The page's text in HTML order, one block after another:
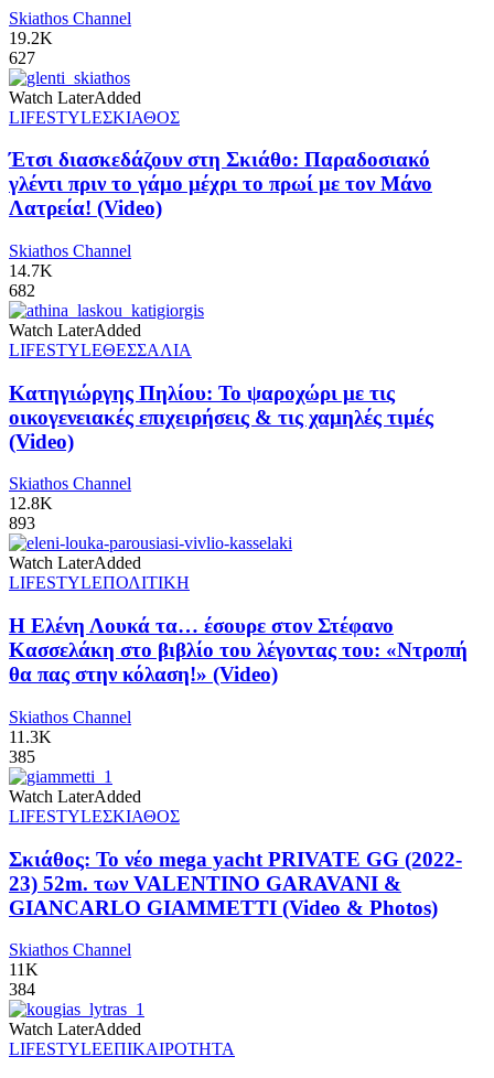
Skiathos Channel
19.2K
627
Watch LaterAdded
LIFESTYLEΣΚΙΑΘΟΣ
Έτσι διασκεδάζουν στη Σκιάθο: Παραδοσιακό
γλέντι πριν το γάμο μέχρι το πρωί με τον Μάνο
Λατρεία! (Video)
Skiathos Channel
14.7K
682
Watch LaterAdded
LIFESTYLEΘΕΣΣΑΛΙΑ
Κατηγιώργης Πηλίου: Το ψαροχώρι με τις
οικογενειακές επιχειρήσεις & τις χαμηλές τιμές
(Video)
Skiathos Channel
12.8K
893
Watch LaterAdded
LIFESTYLEΠΟΛΙΤΙΚΗ
Η Ελένη Λουκά τα… έσουρε στον Στέφανο
Κασσελάκη στο βιβλίο του λέγοντας του: «Ντροπή
θα πας στην κόλαση!» (Video)
Skiathos Channel
11.3K
385
Watch LaterAdded
LIFESTYLEΣΚΙΑΘΟΣ
Σκιάθος: Το νέο mega yacht PRIVATE GG (2022-
23) 52m. των VALENTINO GARAVANI &
GIANCARLO GIAMMETTI (Video & Photos)
Skiathos Channel
11K
384
Watch LaterAdded
LIFESTYLEΕΠΙΚΑΙΡΟΤΗΤΑ